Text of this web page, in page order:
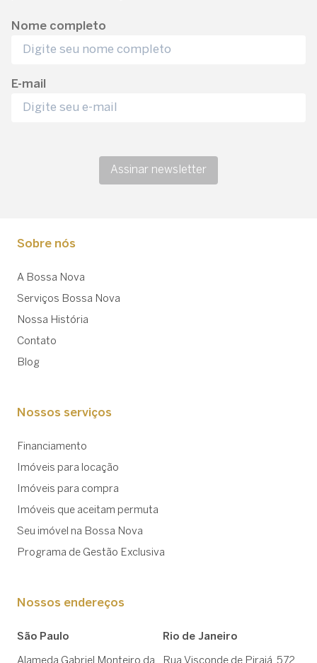
Nome completo
E-mail
Assinar newsletter
Sobre nós
A Bossa Nova
Serviços Bossa Nova
Nossa História
Contato
Blog
Nossos serviços
Financiamento
Imóveis para locação
Imóveis para compra
Imóveis que aceitam permuta
Seu imóvel na Bossa Nova
Programa de Gestão Exclusiva
Nossos endereços
São Paulo
Alameda Gabriel Monteiro da
Rio de Janeiro
Rua Visconde de Pirajá, 572